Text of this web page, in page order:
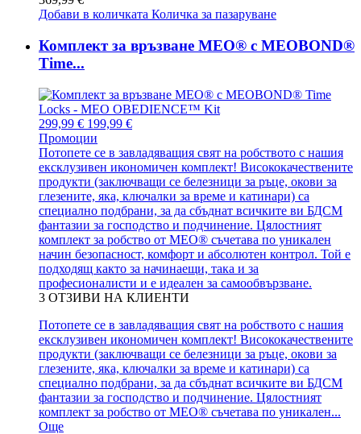
Добави в количката Количка за пазаруване
Комплект за връзване MEO® с MEOBOND®
Time...
299,99 € 199,99 €
Промоции
Потопете се в завладяващия свят на робството с нашия
ексклузивен икономичен комплект! Висококачествените
продукти (заключващи се белезници за ръце, окови за
глезените, яка, ключалки за време и катинари) са
специално подбрани, за да сбъднат всичките ви БДСМ
фантазии за господство и подчинение. Цялостният
комплект за робство от MEO® съчетава по уникален
начин безопасност, комфорт и абсолютен контрол. Той е
подходящ както за начинаещи, така и за
професионалисти и е идеален за самообвързване.
3 ОТЗИВИ НА КЛИЕНТИ
Потопете се в завладяващия свят на робството с нашия
ексклузивен икономичен комплект! Висококачествените
продукти (заключващи се белезници за ръце, окови за
глезените, яка, ключалки за време и катинари) са
специално подбрани, за да сбъднат всичките ви БДСМ
фантазии за господство и подчинение. Цялостният
комплект за робство от MEO® съчетава по уникален...
Още